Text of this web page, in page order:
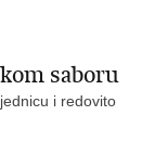
saboru
i redovito